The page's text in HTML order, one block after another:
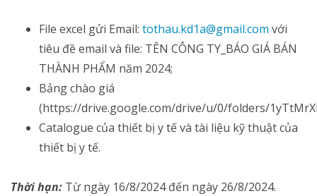
File excel gửi Email: tothau.kd1a@gmail.com với
tiêu đề email và file: TÊN CÔNG TY_BÁO GIÁ BÁN
THÀNH PHẨM năm 2024;
Bảng chào giá
(https://drive.google.com/drive/u/0/folders/
Catalogue của thiết bị y tế và tài liệu kỹ thuật của
thiết bị y tế.
Thời hạn: Từ ngày 16/8/2024 đến ngày 26/8/2024.